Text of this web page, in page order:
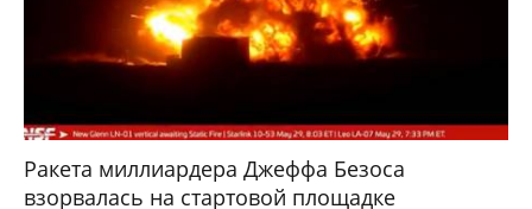
Ракета миллиардера Джеффа Безоса
взорвалась на стартовой площадке